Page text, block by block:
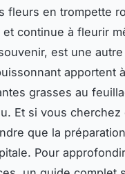
fleurs en trompette
continue à fleurir
est une
apportent
grasses au
Et si vous
que la
Pour